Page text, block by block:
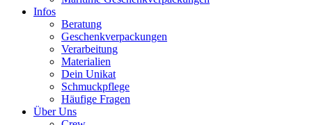
Infos
Beratung
Geschenkverpackungen
Verarbeitung
Materialien
Dein Unikat
Schmuckpflege
Häufige Fragen
Über Uns